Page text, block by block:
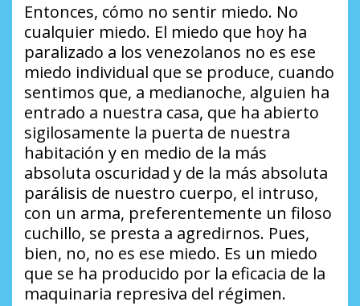
Entonces, cómo no sentir miedo. No
cualquier miedo. El miedo que hoy ha
paralizado a los venezolanos no es ese
miedo individual que se produce, cuando
sentimos que, a medianoche, alguien ha
entrado a nuestra casa, que ha abierto
sigilosamente la puerta de nuestra
habitación y en medio de la más
absoluta oscuridad y de la más absoluta
parálisis de nuestro cuerpo, el intruso,
con un arma, preferentemente un filoso
cuchillo, se presta a agredirnos. Pues,
bien, no, no es ese miedo. Es un miedo
que se ha producido por la eficacia de la
maquinaria represiva del régimen.